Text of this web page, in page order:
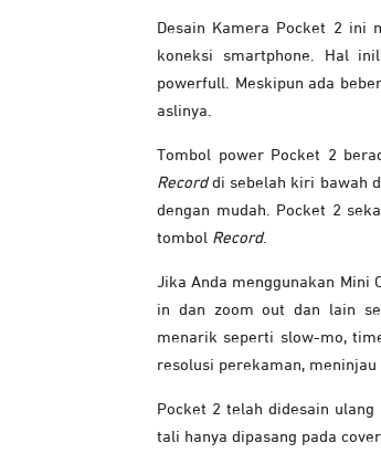
Desain Kamera Pocket 2 ini
koneksi smartphone. Hal
powerfull. Meskipun ada
aslinya.
Tombol power Pocket 2
Recorddi sebelah kiri bawah
dengan mudah. Pocket 2
tombol Record.
Jika Anda menggunakan Mini
in dan zoom out dan lain
menarik seperti slow-mo,
resolusi perekaman,
Pocket 2 telah didesain
tali hanya dipasang pada